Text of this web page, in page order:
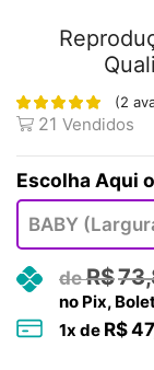
(2
21 Vendidos
R$
no Pix,
1x de R$